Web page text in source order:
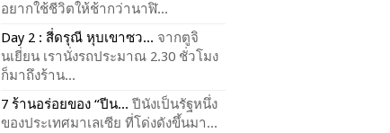
อยากใช้ชีวิตให้ช้ากว่านาฬิ...
Day 2 : สี่ดรุณี หุบเขาซว... จากตูจิ
นเยี่ยน เรานั่งรถประมาณ 2.30 ชั่วโมง
ก็มาถึงร้าน...
7 ร้านอร่อยของ “ปีน... ปีนังเป็นรัฐหนึ่ง
ของประเทศมาเลเซีย ที่โด่งดังขึ้นมา...